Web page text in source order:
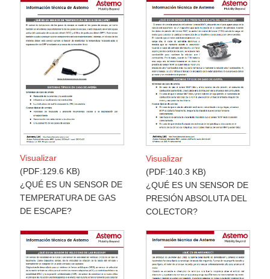
Visualizar
PDF:129.6 KB
¿QUÉ ES UN SENSOR DE
TEMPERATURA DE GAS
DE ESCAPE?
Visualizar
PDF:140.3 KB
¿QUÉ ES UN SENSOR DE
PRESIÓN ABSOLUTA DEL
COLECTOR?